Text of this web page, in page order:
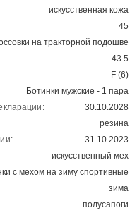
искусственная кожа
45
на тракторной подошве
43.5
F (6)
Ботинки мужские - 1 пара
30.10.2028
резина
31.10.2023
искусственный мех
с мехом на зиму спортивные
зима
полусапоги